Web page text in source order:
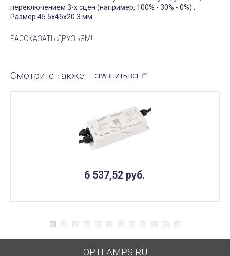
переключением 3-х сцен (например, 100% - 30% - 0%) .
Размер 45.5x45x20.3 мм.
РАССКАЗАТЬ ДРУЗЬЯМ!
Смотрите также СРАВНИТЬ ВСЕ
6 537,52 руб.
OPTLAMPS.RU